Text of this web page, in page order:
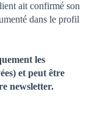
ait confirmé son
dans le profil
les
et peut être
newsletter.